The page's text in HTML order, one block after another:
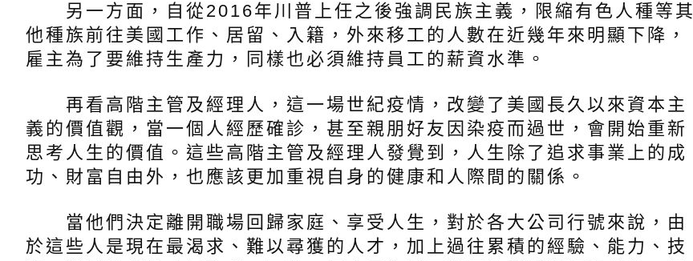
另一方面，自從2016年川普上任之後強調民族主義，限縮有色人種等其
他種族前往美國工作、居留、入籍，外來移工的人數在近幾年來明顯下降，
雇主為了要維持生產力，同樣也必須維持員工的薪資水準。
再看高階主管及經理人，這一場世紀疫情，改變了美國長久以來資本主
義的價值觀，當一個人經歷確診，甚至親朋好友因染疫而過世，會開始重新
思考人生的價值。這些高階主管及經理人發覺到，人生除了追求事業上的成
功、財富自由外，也應該更加重視自身的健康和人際間的關係。
當他們決定離開職場回歸家庭、享受人生，對於各大公司行號來說，由
於這些人是現在最渴求、難以尋獲的人才，加上過往累積的經驗、能力、技